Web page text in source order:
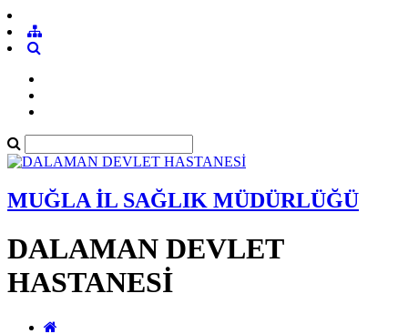
MUĞLA İL SAĞLIK MÜDÜRLÜĞÜ
DALAMAN DEVLET
HASTANESİ